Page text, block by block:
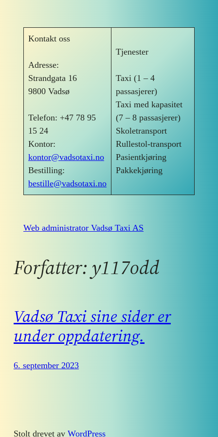
innholdKontakt oss
Adresse:
Strandgata 16
9800 Vadsø
Telefon: +47 78 95
15 24
Kontor:
kontor@vadsotaxi.no
Bestilling:
bestille@vadsotaxi.no
Tjenester
Taxi (1 – 4
passasjerer)
Taxi med kapasitet
(7 – 8 passasjerer)
Skoletransport
Rullestol-transport
Pasientkjøring
Pakkekjøring
Web administrator Vadsø Taxi AS
Forfatter: y117odd
Vadsø Taxi sine sider er
under oppdatering.
6. september 2023
Stolt drevet av WordPress